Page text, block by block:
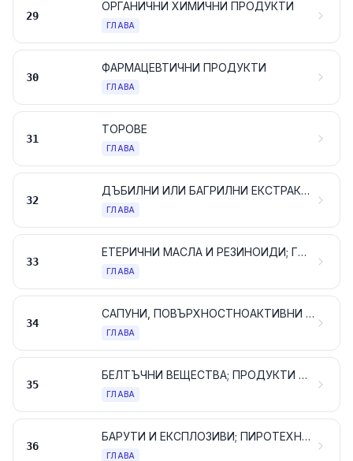
29
ОРГАНИЧНИ ХИМИЧНИ ПРОДУКТИ
ГЛАВА
30
ФАРМАЦЕВТИЧНИ ПРОДУКТИ
ГЛАВА
31
ТОРОВЕ
ГЛАВА
32
ДЪБИЛНИ ИЛИ БАГРИЛНИ ЕКСТРАКТИ; ТАНИНИ И ТЕХНИТЕ ПРОИЗВОДНИ; ПИГМЕНТИ И ДРУГИ БАГРИЛНИ ВЕЩЕСТВА; БОИ И ЛАКОВЕ; КИТОВЕ; МАСТИЛА
ГЛАВА
33
ЕТЕРИЧНИ МАСЛА И РЕЗИНОИДИ; ГОТОВИ ПАРФЮМЕРИЙНИ ИЛИ ТОАЛЕТНИ ПРОДУКТИ И КОЗМЕТИЧНИ ПРЕПАРАТИ
ГЛАВА
34
САПУНИ, ПОВЪРХНОСТНОАКТИВНИ ОРГАНИЧНИ ПРОДУКТИ, ПРЕПАРАТИ ЗА ПРАНЕ, СМАЗОЧНИ ПРЕПАРАТИ, ИЗКУСТВЕНИ ВОСЪЦИ, ВОСЪЧНИ ПРЕПАРАТИ, ПРЕПАРАТИ ЗА ЛЪСКАНЕ ИЛИ ПОЧИСТВАНЕ, СВЕЩИ И ПОДОБНИ АРТИКУЛИ, ПАСТИ ЗА МОДЕЛИРАНЕ, „ЗЪБОЛЕКАРСКИ ВОСЪЦИ“ И СЪСТАВИ ЗА ЗЪБОЛЕКАРСТВОТО НА БАЗАТА НА ГИПС
ГЛАВА
35
БЕЛТЪЧНИ ВЕЩЕСТВА; ПРОДУКТИ НА БАЗАТА НА МОДИФИЦИРАНИ СКОРБЯЛА ИЛИ НИШЕСТЕ; ЛЕПИЛА; ЕНЗИМИ
ГЛАВА
36
БАРУТИ И ЕКСПЛОЗИВИ; ПИРОТЕХНИЧЕСКИ АРТИКУЛИ; КИБРИТИ; ПИРОФОРНИ СПЛАВИ; ВЪЗПЛАМЕНИТЕЛНИ МАТЕРИАЛИ
ГЛАВА